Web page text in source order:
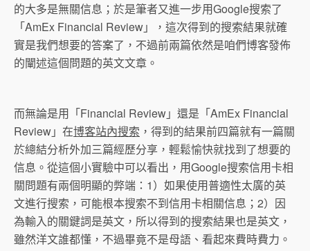
的大多是無關信息；於是筆者又進一步用Google搜索了
「AmEx Financial Review」，這次得到的搜索結果就確
實是我們想要的答案了，不過前兩篇依然是咱們博客發佈
的闡述這個問題的英文文章。
而無論是用「Financial Review」還是「AmEx Financial
Review」在博客站內搜索 ，得到的結果前四篇就有一篇關
於總結分析外加三篇經歷分享，輕鬆愉快就找到了想要的
信息。從這個小實驗中可以看出，用Google搜索信用卡相
關問題有兩個明顯的弊端：1）如果使用普適性太廣的英
文進行搜索，可能根本搜索不到信用卡相關信息；2）因
為輸入的關鍵詞是英文，所以得到的搜索結果也是英文，
雖然洋文誰都懂，不過畢竟不是母語、看起來費時費力。